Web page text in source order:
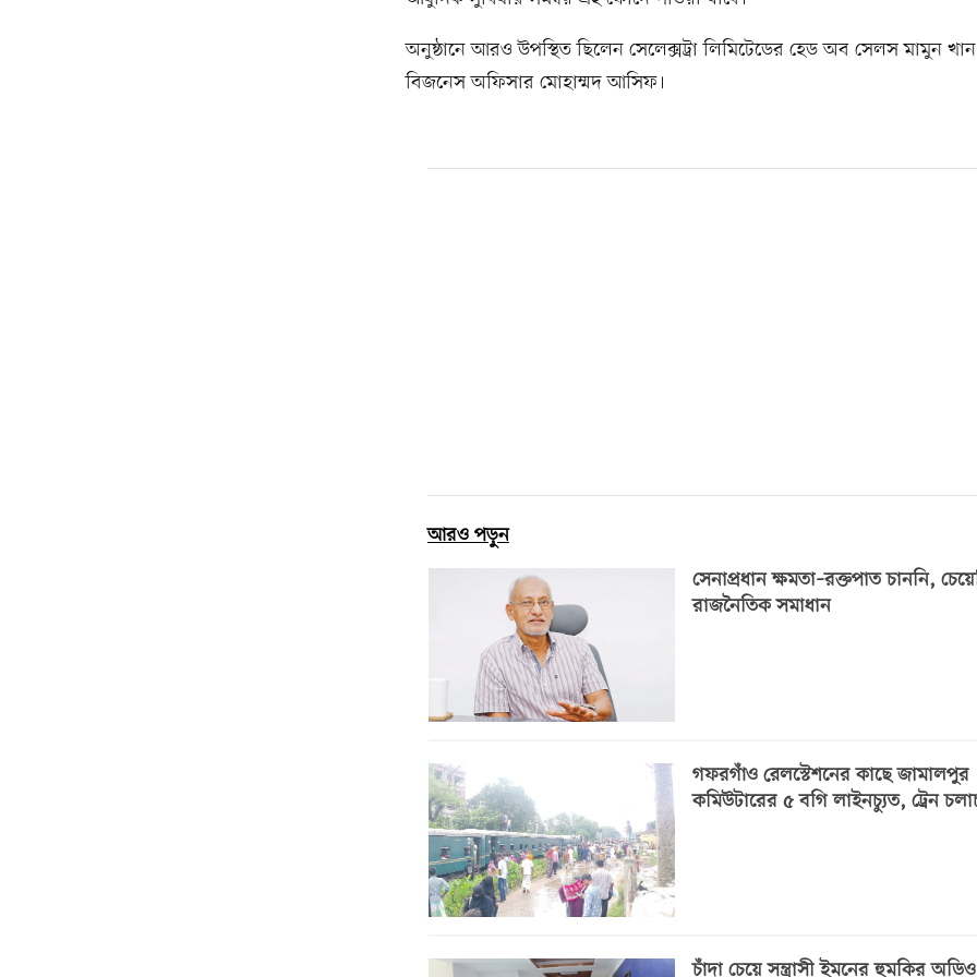
অনুষ্ঠানে আরও উপস্থিত ছিলেন সেলেক্সট্রা লিমিটেডের হেড অব সেলস মামুন
বিজনেস অফিসার মোহাম্মদ আসিফ।
আরও পড়ুন
সেনাপ্রধান ক্ষমতা–রক্তপাত চাননি,
রাজনৈতিক সমাধান
গফরগাঁও রেলস্টেশনের কাছে জামালপুর
কমিউটারের ৫ বগি লাইনচ্যুত, ট্রেন
চাঁদা চেয়ে সন্ত্রাসী ইমনের হুমকির